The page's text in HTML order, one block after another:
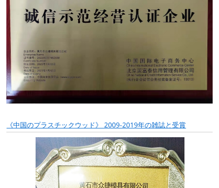
《中国のプラスチックウッド》 2009-2019年の雑誌と受賞